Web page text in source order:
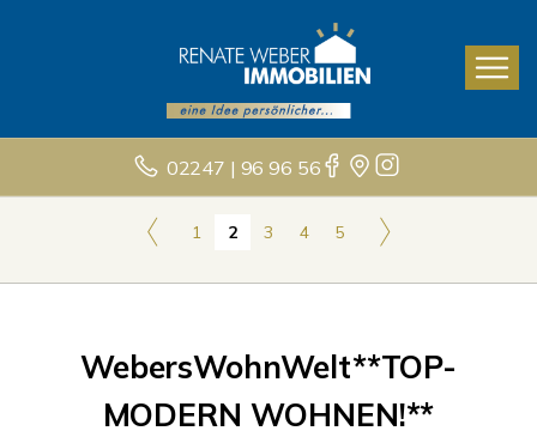
02247 | 96 96 56
1 2 3 4 5
WebersWohnWelt**TOP-
MODERN WOHNEN!**